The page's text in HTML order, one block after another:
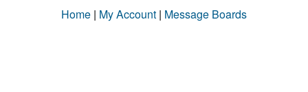
Home | My Account | Message Boards